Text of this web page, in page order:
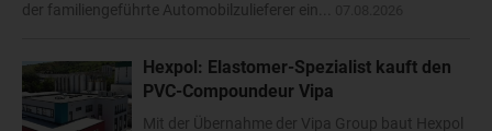
der familiengeführte Automobilzulieferer ein...
Hexpol: Elastomer-Spezialist kauft den
PVC-Compoundeur Vipa
Mit der Übernahme der Vipa Group baut Hexpol